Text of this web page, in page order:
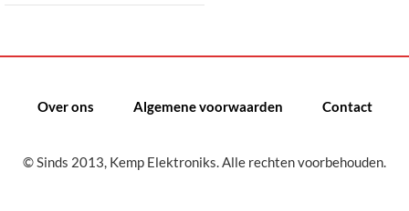
Over ons Algemene voorwaarden Contact
© Sinds 2013, Kemp Elektroniks. Alle rechten voorbehouden.